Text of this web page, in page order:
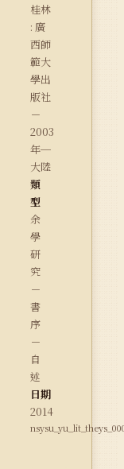
桂林
: 廣
西師
範大
學出
版社
－
2003
年─
大陸
類
型
余
學
研
究
－
書
序
－
自
述
日期
2014